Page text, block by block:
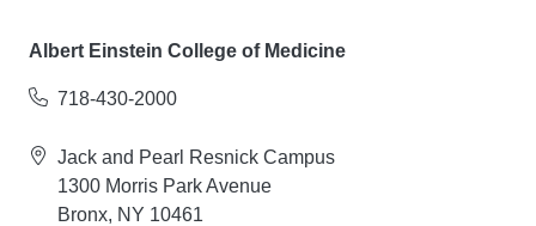
Albert Einstein College of Medicine
718-430-2000
Jack and Pearl Resnick Campus
1300 Morris Park Avenue
Bronx, NY 10461